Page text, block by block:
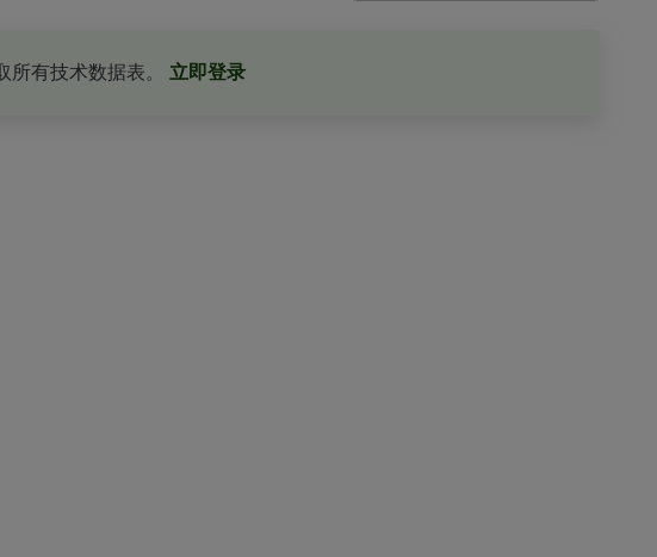
所有技术数据表。 立即登录